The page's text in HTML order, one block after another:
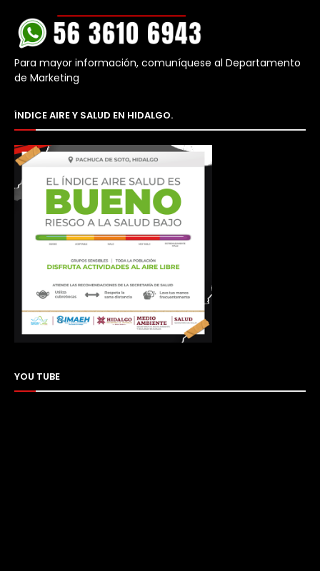
Para mayor información, comuníquese al Departamento
de Marketing
ÍNDICE AIRE Y SALUD EN HIDALGO.
YOU TUBE